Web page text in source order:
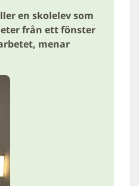
en skolelev som
från ett fönster
menar